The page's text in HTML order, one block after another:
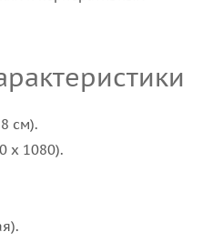
см).
x 1080).